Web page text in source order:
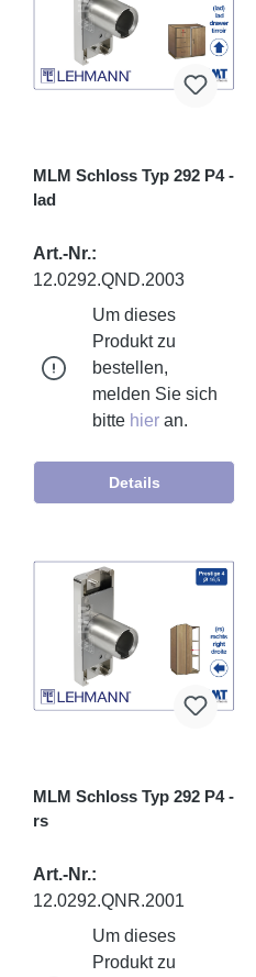
MLM Schloss Typ 292 P4 -
lad
Art.-Nr.:
12.0292.QND.2003
Um dieses
Produkt zu
bestellen,
melden Sie sich
bitte hier an.
Details
MLM Schloss Typ 292 P4 -
rs
Art.-Nr.:
12.0292.QNR.2001
Um dieses
Produkt zu